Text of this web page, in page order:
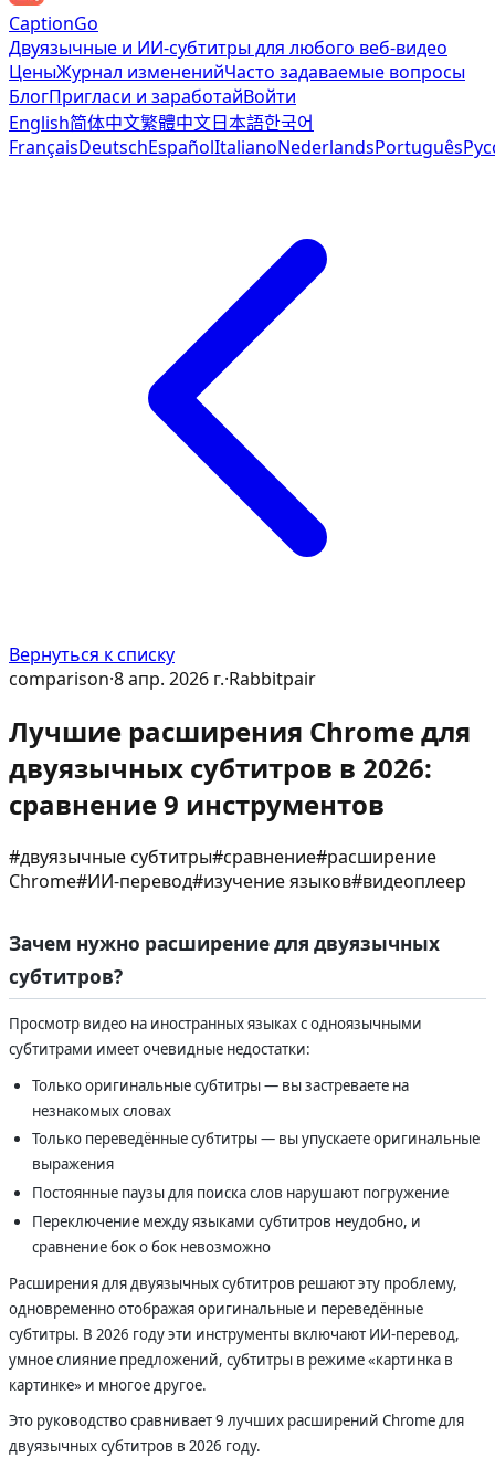
CaptionGo
Двуязычные и ИИ-субтитры для любого веб-видео
ЦеныЖурнал измененийЧасто задаваемые вопросы
БлогПригласи и заработайВойти
English简体中文繁體中文日本語한국어
FrançaisDeutschEspañolItalianoNederlandsPortuguês
Вернуться к списку
comparison·8 апр. 2026 г.·Rabbitpair
Лучшие расширения Chrome для
двуязычных субтитров в 2026:
сравнение 9 инструментов
#двуязычные субтитры#сравнение#расширение
Chrome#ИИ-перевод#изучение языков#видеоплеер
Зачем нужно расширение для двуязычных
субтитров?
Просмотр видео на иностранных языках с одноязычными
субтитрами имеет очевидные недостатки:
Только оригинальные субтитры — вы застреваете на
незнакомых словах
Только переведённые субтитры — вы упускаете оригинальные
выражения
Постоянные паузы для поиска слов нарушают погружение
Переключение между языками субтитров неудобно, и
сравнение бок о бок невозможно
Расширения для двуязычных субтитров решают эту проблему,
одновременно отображая оригинальные и переведённые
субтитры. В 2026 году эти инструменты включают ИИ-перевод,
умное слияние предложений, субтитры в режиме «картинка в
картинке» и многое другое.
Это руководство сравнивает 9 лучших расширений Chrome для
двуязычных субтитров в 2026 году.